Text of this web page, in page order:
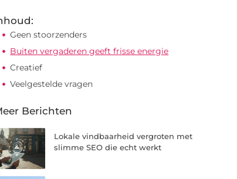
Geen stoorzenders
Buiten vergaderen geeft frisse energie
Creatief
Veelgestelde vragen
Berichten
Lokale vindbaarheid vergroten met
slimme SEO die echt werkt